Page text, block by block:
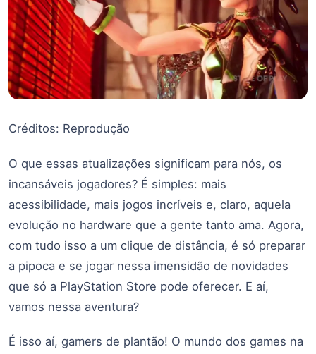
Créditos: Reprodução
O que essas atualizações significam para nós, os
incansáveis jogadores? É simples: mais
acessibilidade, mais jogos incríveis e, claro, aquela
evolução no hardware que a gente tanto ama. Agora,
com tudo isso a um clique de distância, é só preparar
a pipoca e se jogar nessa imensidão de novidades
que só a PlayStation Store pode oferecer. E aí,
vamos nessa aventura?
É isso aí, gamers de plantão! O mundo dos games na